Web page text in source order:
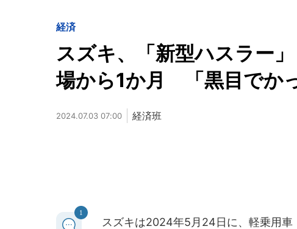
経済
スズキ、「新型ハスラー
場から1か月 「黒目でか
2024.07.03 07:00 経済班
1
スズキは2024年5月24日に、軽乗用車